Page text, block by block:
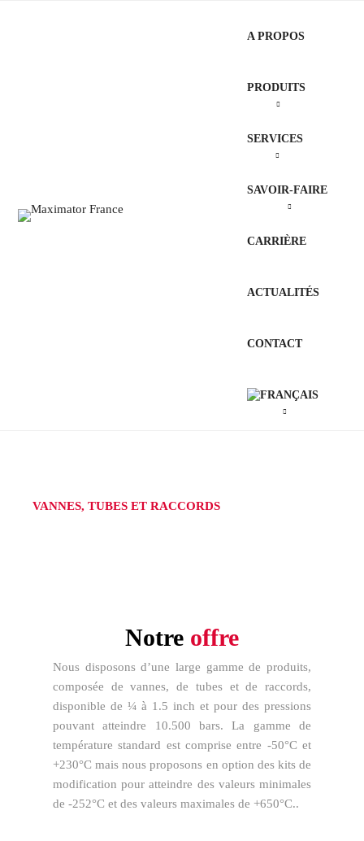
A PROPOS
PRODUITS
SERVICES
SAVOIR-FAIRE
CARRIÈRE
ACTUALITÉS
CONTACT
VANNES, TUBES ET RACCORDS
Notre offre
Nous disposons d’une large gamme de produits,
composée de vannes, de tubes et de raccords,
disponible de ¼ à 1.5 inch et pour des pressions
pouvant atteindre 10.500 bars. La gamme de
température standard est comprise entre -50°C et
+230°C mais nous proposons en option des kits de
modification pour atteindre des valeurs minimales
de -252°C et des valeurs maximales de +650°C..